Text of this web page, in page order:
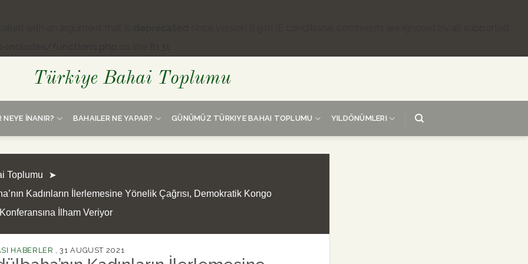
Türkiye Bahai Toplumu
NEYE İNANIR? BAHAILER NE YAPAR? GÜNÜMÜZ TÜRKIYE BAHAI TOPLUMU YILDÖNÜMLERI
Toplumu
Kadınların İlerlemesine Yönelik Çağrısı, Demokratik Kongo
İlham Veriyor
HABERLER , 31 AUGUST 2021